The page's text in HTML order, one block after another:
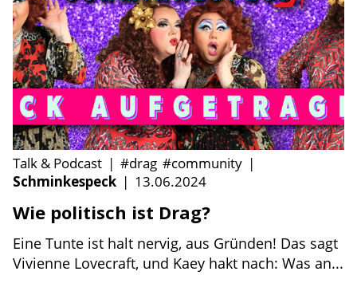
Talk & Podcast | #drag #community |
Schminkespeck | 13.06.2024
Wie politisch ist Drag?
Eine Tunte ist halt nervig, aus Gründen! Das sagt
Vivienne Lovecraft, und Kaey hakt nach: Was an...